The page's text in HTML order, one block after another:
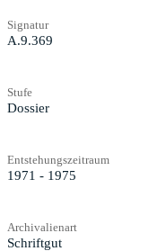
Signatur
A.9.369
Stufe
Dossier
Entstehungszeitraum
1971 - 1975
Archivalienart
Schriftgut